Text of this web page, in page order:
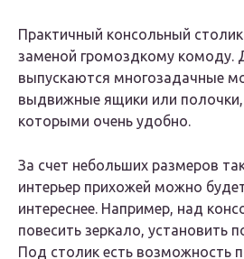
Практичный консольный
заменой громоздкому комоду.
выпускаются многозадачные
выдвижные ящики или полочки,
которыми очень удобно.
За счет небольших размеров
интерьер прихожей можно
интереснее. Например, над
повесить зеркало, установить
Под столик есть возможность